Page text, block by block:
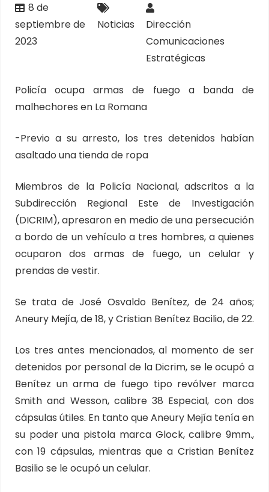
8 de
septiembre de
2023
Noticias
Dirección
Comunicaciones
Estratégicas
Policía ocupa armas de fuego a banda de
malhechores en La Romana
-Previo a su arresto, los tres detenidos habían
asaltado una tienda de ropa
Miembros de la Policía Nacional, adscritos a la
Subdirección Regional Este de Investigación
(DICRIM), apresaron en medio de una persecución
a bordo de un vehículo a tres hombres, a quienes
ocuparon dos armas de fuego, un celular y
prendas de vestir.
Se trata de José Osvaldo Benítez, de 24 años;
Aneury Mejía, de 18, y Cristian Benítez Bacilio, de 22.
Los tres antes mencionados, al momento de ser
detenidos por personal de la Dicrim, se le ocupó a
Benítez un arma de fuego tipo revólver marca
Smith and Wesson, calibre 38 Especial, con dos
cápsulas útiles. En tanto que Aneury Mejía tenía en
su poder una pistola marca Glock, calibre 9mm.,
con 19 cápsulas, mientras que a Cristian Benítez
Basilio se le ocupó un celular.